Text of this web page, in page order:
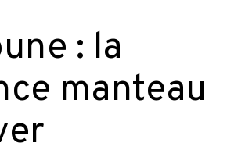
: la
manteau